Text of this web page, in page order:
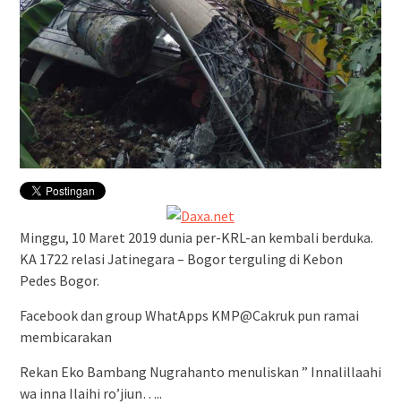
Minggu, 10 Maret 2019 dunia per-KRL-an kembali berduka.
KA 1722 relasi Jatinegara – Bogor terguling di Kebon
Pedes Bogor.
Facebook dan group WhatApps KMP@Cakruk pun ramai
membicarakan
Rekan Eko Bambang Nugrahanto menuliskan ” Innalillaahi
wa inna Ilaihi ro’jiun…..